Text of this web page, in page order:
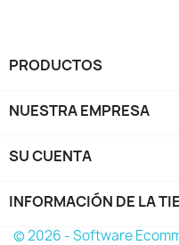
PRODUCTOS
NUESTRA EMPRESA
SU CUENTA
INFORMACIÓN DE LA
© 2026 - Software